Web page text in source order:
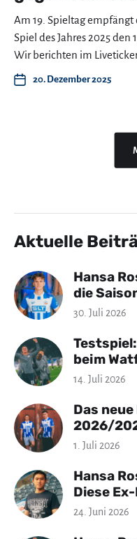
Am 19. Spieltag empfängt
Spiel des Jahres 2025 den
Wir berichten im
20. Dezember 2025
Aktuelle
Hansa
die
30. Juli 2026
beim
14. Juli 2026
Das
2026/
1. Juli 2026
Hansa
Diese
24. Juni 2026